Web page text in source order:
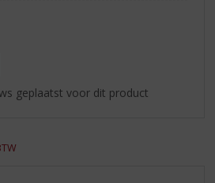
geplaatst voor dit product